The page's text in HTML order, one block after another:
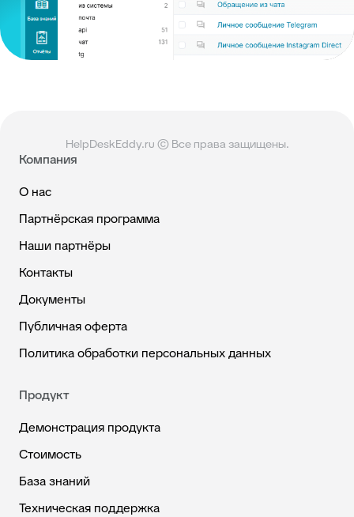
HelpDeskEddy.ru © Все права защищены.
Компания
О нас
Партнёрская программа
Наши партнёры
Контакты
Документы
Публичная оферта
Политика обработки персональных данных
Продукт
Демонстрация продукта
Стоимость
База знаний
Техническая поддержка